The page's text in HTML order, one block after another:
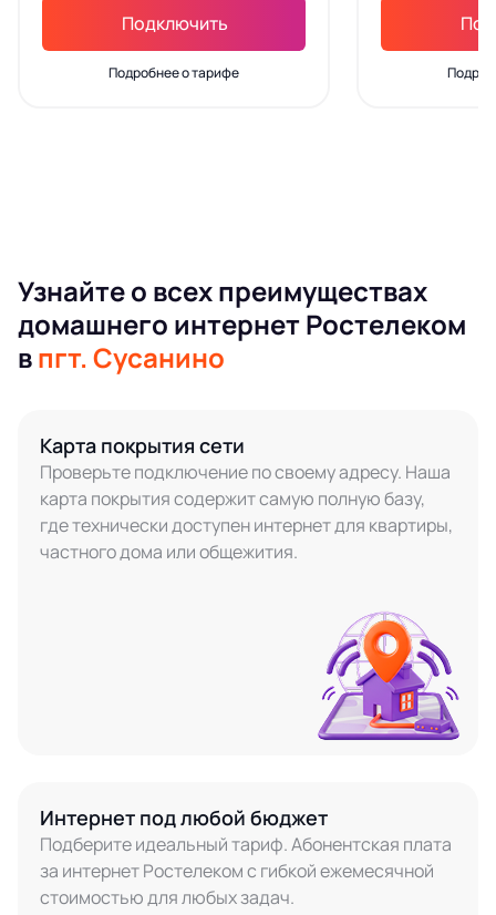
Подключить
Подробнее о тарифе
Узнайте о всех преимуществах
домашнего интернет Ростелеком
впгт. Сусанино
Карта покрытия сети
Проверьте подключение по своему адресу. Наша
карта покрытия содержит самую полную базу,
где технически доступен интернет для квартиры,
частного дома или общежития.
Интернет под любой бюджет
Подберите идеальный тариф. Абонентская плата
за интернет Ростелеком с гибкой ежемесячной
стоимостью для любых задач.